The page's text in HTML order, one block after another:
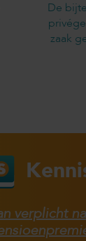
De
zaak
verplicht